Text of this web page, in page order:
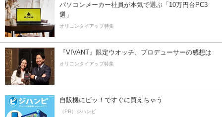
パソコンメーカー社員が本気で選ぶ「10万円台PC3
選」
オリコンタイアップ特集
『VIVANT』限定ウオッチ、プロデューサーの感想は
オリコンタイアップ特集
自販機にピッ！ですぐに買えちゃう
（PR）ジハンピ